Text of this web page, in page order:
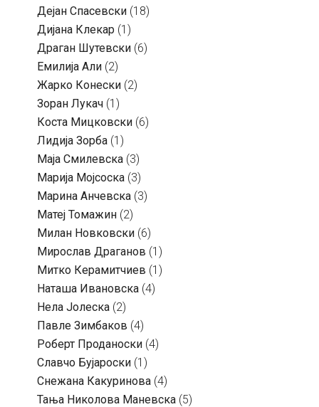
Дејан Спасевски (18)
Дијана Клекар (1)
Драган Шутевски (6)
Емилија Али (2)
Жарко Конески (2)
Зоран Лукач (1)
Коста Мицковски (6)
Лидија Зорба (1)
Маја Смилевска (3)
Марија Мојсоска (3)
Марина Анчевска (3)
Матеј Томажин (2)
Милан Новковски (6)
Мирослав Драганов (1)
Митко Керамитчиев (1)
Наташа Ивановска (4)
Нела Јолеска (2)
Павле Зимбаков (4)
Роберт Проданоски (4)
Славчо Бујароски (1)
Снежана Какуринова (4)
Тања Николова Маневска (5)